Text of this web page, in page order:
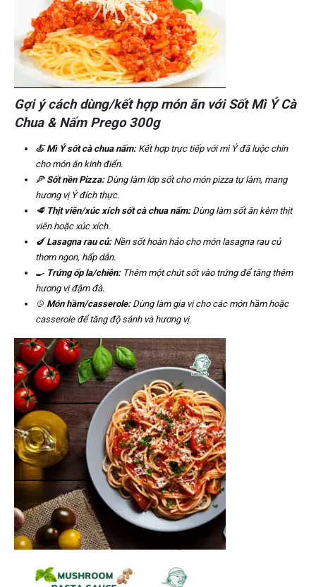
Gợi ý cách dùng/kết hợp món ăn với Sốt Mì Ý Cà
Chua & Nấm Prego 300g
🍝Mì Ý sốt cà chua nấm:Kết hợp trực tiếp với mì Ý đã luộc chín
cho món ăn kinh điển.
🍕 Sốt nền Pizza:Dùng làm lớp sốt cho món pizza tự làm, mang
hương vị Ý đích thực.
🥩 Thịt viên/xúc xích sốt cà chua nấm:Dùng làm sốt ăn kèm thịt
viên hoặc xúc xích.
🍆Lasagna rau củ:Nền sốt hoàn hảo cho món lasagna rau củ
thơm ngon, hấp dẫn.
🍳 Trứng ốp la/chiên:Thêm một chút sốt vào trứng để tăng thêm
hương vị đậm đà.
🍲 Món hầm/casserole:Dùng làm gia vị cho các món hầm hoặc
casserole để tăng độ sánh và hương vị.